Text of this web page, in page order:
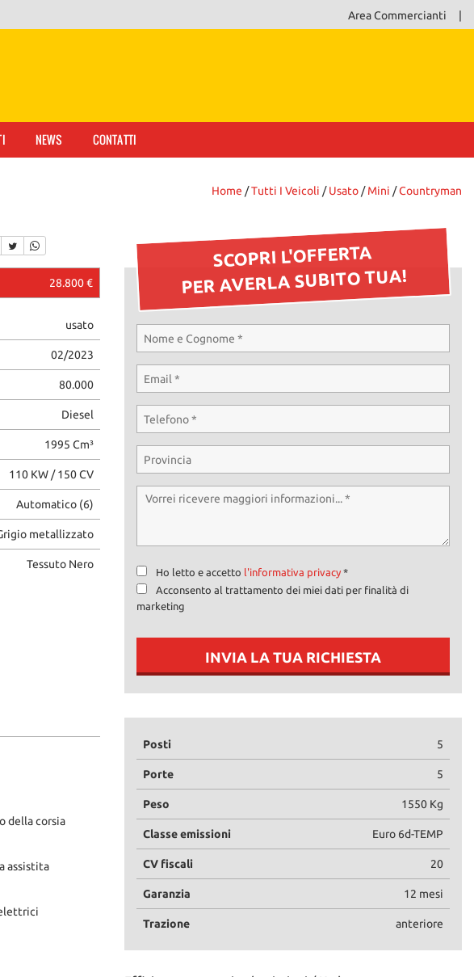
Area Commercianti
NEWS CONTATTI
Home /Tutti I Veicoli /Usato /Mini /Countryman
28.800 €
usato
02/2023
80.000
Diesel
1995 Cm³
110 KW / 150 CV
Automatico (6)
metallizzato
Tessuto Nero
SCOPRI L'OFFERTA
PER AVERLA SUBITO TUA!
Ho letto e accetto l'informativa privacy *
Acconsento al trattamento dei miei dati per finalità di
marketing
INVIA LA TUA RICHIESTA
della corsia
assistita
Posti 5
Porte 5
Peso 1550 Kg
Classe emissioni Euro 6d-TEMP
CV fiscali 20
Garanzia 12 mesi
Trazione anteriore